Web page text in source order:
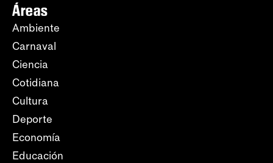
Áreas
Ambiente
Carnaval
Ciencia
Cotidiana
Cultura
Deporte
Economía
Educación